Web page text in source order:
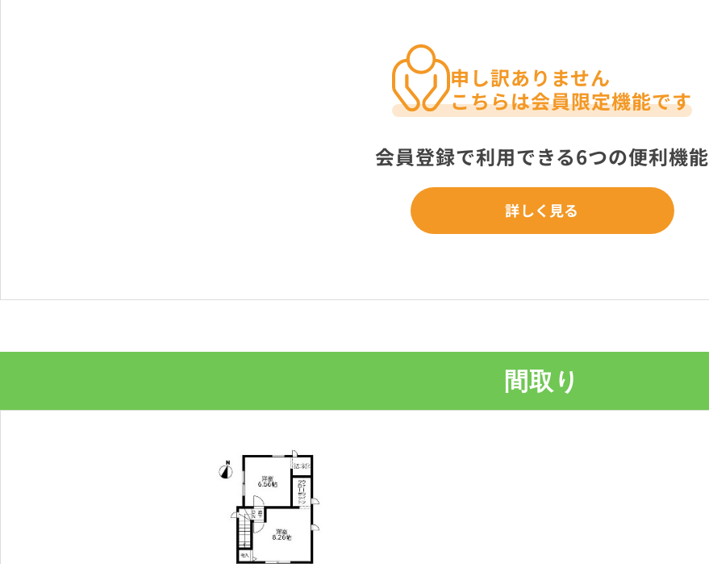
申し訳ありません
こちらは会員限定機能です
会員登録で利用できる6つの便利機能
詳しく見る
間取り